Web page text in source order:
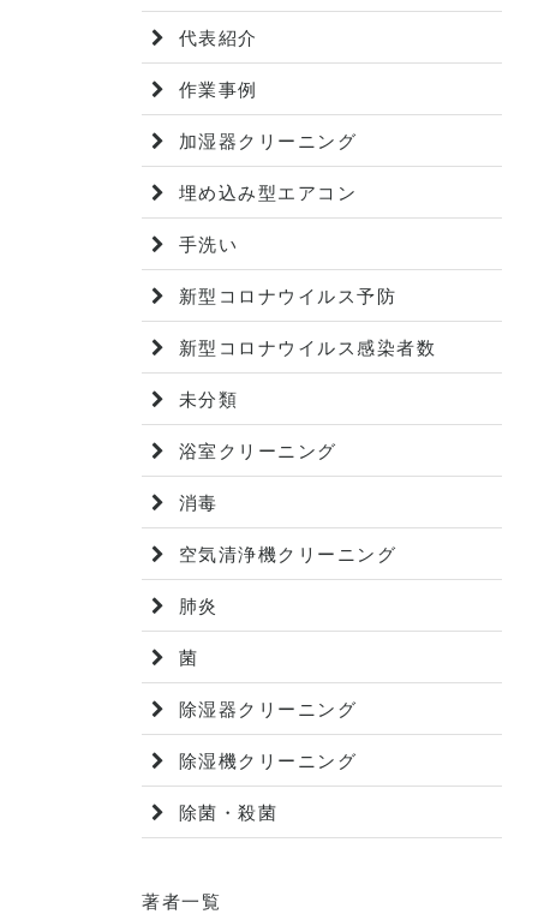
代表紹介
作業事例
加湿器クリーニング
埋め込み型エアコン
手洗い
新型コロナウイルス予防
新型コロナウイルス感染者数
未分類
浴室クリーニング
消毒
空気清浄機クリーニング
肺炎
菌
除湿器クリーニング
除湿機クリーニング
除菌・殺菌
著者一覧